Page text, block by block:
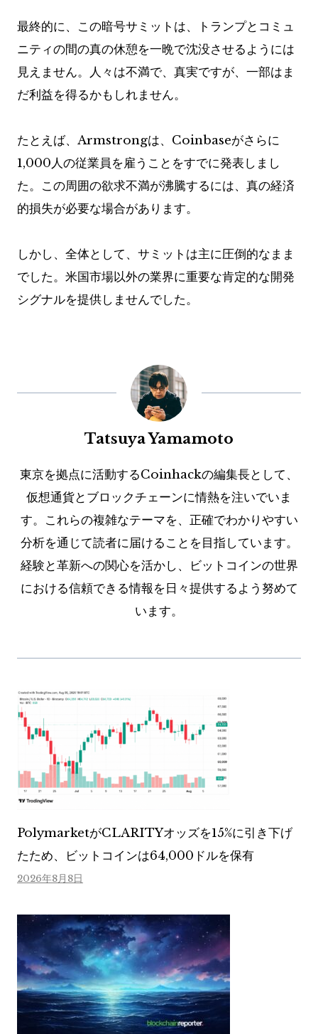
最終的に、この暗号サミットは、トランプとコミュ
ニティの間の真の休憩を一晩で沈没させるようには
見えません。人々は不満で、真実ですが、一部はま
だ利益を得るかもしれません。
たとえば、Armstrongは、Coinbaseがさらに
1,000人の従業員を雇うことをすでに発表しまし
た。この周囲の欲求不満が沸騰するには、真の経済
的損失が必要な場合があります。
しかし、全体として、サミットは主に圧倒的なまま
でした。米国市場以外の業界に重要な肯定的な開発
シグナルを提供しませんでした。
Tatsuya Yamamoto
東京を拠点に活動するCoinhackの編集長として、
仮想通貨とブロックチェーンに情熱を注いでいま
す。これらの複雑なテーマを、正確でわかりやすい
分析を通じて読者に届けることを目指しています。
経験と革新への関心を活かし、ビットコインの世界
における信頼できる情報を日々提供するよう努めて
います。
PolymarketがCLARITYオッズを15%に引き下げ
たため、ビットコインは64,000ドルを保有
2026年8月8日